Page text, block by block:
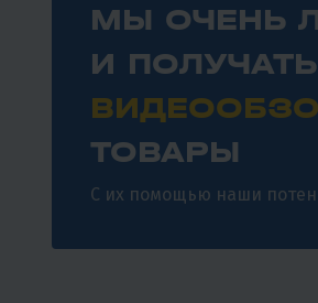
МЫ ОЧЕНЬ
И ПОЛУЧАТЬ
ТОВАРЫ
С их помощью наши